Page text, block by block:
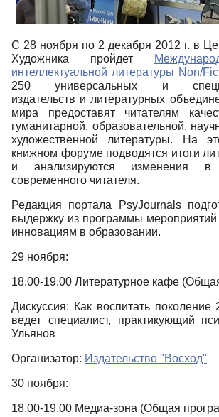
С 28 ноября по 2 декабря 2012 г. в
Художника пройдет
интеллектуальной литературы Non/
250 универсальных и
издательств и литературных
мира предоставят читателям
гуманитарной, образовательной,
художественной литературы. На
книжном форуме подводятся итоги
и анализируются изменения в
современного читателя.
Редакция портала PsyJournals
выдержку из программы мероприятий
инновациям в образовании.
29 ноября:
18.00-19.00 Литературное кафе
Дискуссия: Как воспитать поколение
ведет специалист, практикующий
Ульянов
Организатор: Издательство "Восход"
30 ноября:
18.00-19.00 Медиа-зона (Общая